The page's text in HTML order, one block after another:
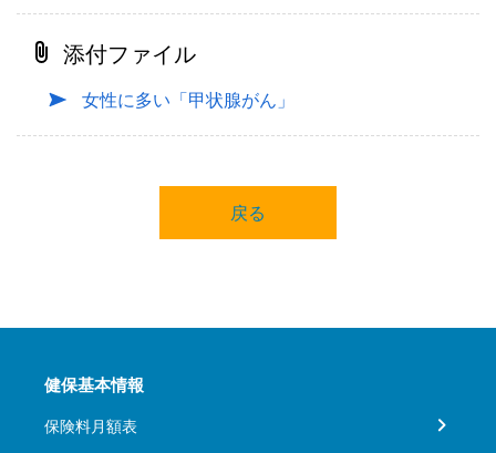
添付ファイル
女性に多い「甲状腺がん」
戻る
健保基本情報
保険料月額表